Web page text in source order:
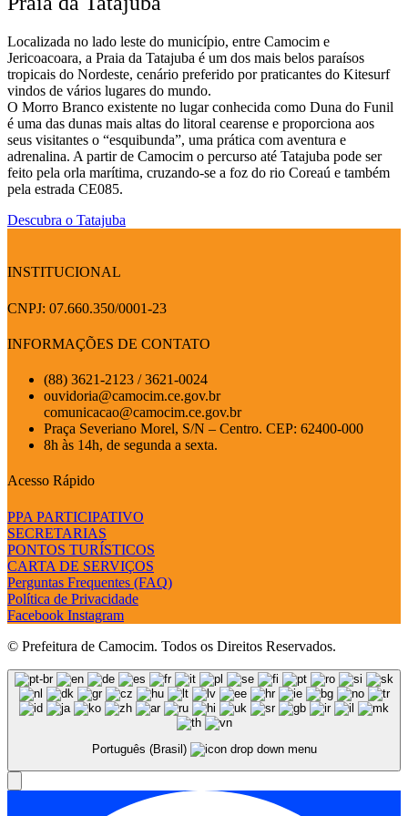
Localizada no lado leste do município, entre Camocim e
Jericoacoara, a Praia da Tatajuba é um dos mais belos paraísos
tropicais do Nordeste, cenário preferido por praticantes do Kitesurf
vindos de vários lugares do mundo.
O Morro Branco existente no lugar conhecida como Duna do Funil
é uma das dunas mais altas do litoral cearense e proporciona aos
seus visitantes o “esquibunda”, uma prática com aventura e
adrenalina. A partir de Camocim o percurso até Tatajuba pode ser
feito pela orla marítima, cruzando-se a foz do rio Coreaú e também
pela estrada CE085.
Descubra o Tatajuba
INSTITUCIONAL
CNPJ: 07.660.350/0001-23
INFORMAÇÕES DE CONTATO
(88) 3621-2123 / 3621-0024
ouvidoria@camocim.ce.gov.br
comunicacao@camocim.ce.gov.br
Praça Severiano Morel, S/N – Centro. CEP: 62400-000
8h às 14h, de segunda a sexta.
Acesso Rápido
PPA PARTICIPATIVO
SECRETARIAS
PONTOS TURÍSTICOS
CARTA DE SERVIÇOS
Perguntas Frequentes (FAQ)
Política de Privacidade
Facebook Instagram
© Prefeitura de Camocim. Todos os Direitos Reservados.
Português (Brasil)